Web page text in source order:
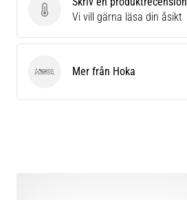
Skriv en produktrecension
Vi vill gärna läsa din åsikt
Hoka Mer från Hoka